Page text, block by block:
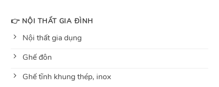
👉 NỘI THẤT GIA ĐÌNH
Nội thất gia dụng
Ghế đôn
Ghế tĩnh khung thép, inox